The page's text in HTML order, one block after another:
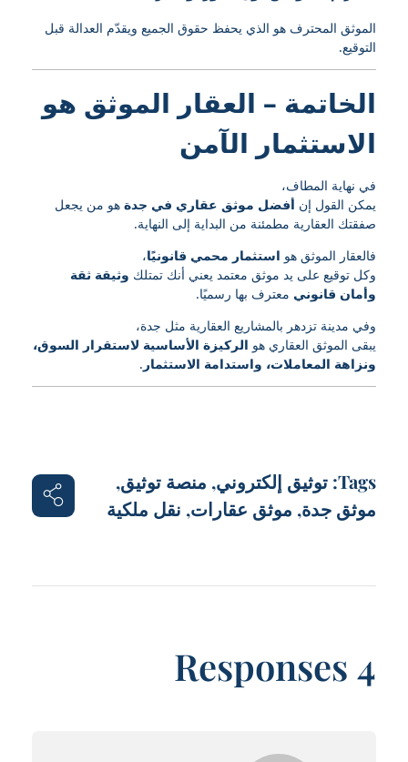
الموثق المحترف هو الذي يحفظ حقوق الجميع ويقدّم العدالة قبل
التوقيع.
الخاتمة – العقار الموثق هو
الاستثمار الآمن
في نهاية المطاف،
يمكن القول إن أفضل موثق عقاري في جدة هو من يجعل
صفقتك العقارية مطمئنة من البداية إلى النهاية.
فالعقار الموثق هو استثمار محمي قانونيًا،
وكل توقيع على يد موثق معتمد يعني أنك تمتلك وثيقة ثقة
وأمان قانوني معترف بها رسميًا.
وفي مدينة تزدهر بالمشاريع العقارية مثل جدة،
يبقى الموثق العقاري هو الركيزة الأساسية لاستقرار السوق،
ونزاهة المعاملات، واستدامة الاستثمار .
Tags: توثيق إلكتروني, منصة توثيق,
موثق جدة, موثق عقارات, نقل ملكية
4 Responses